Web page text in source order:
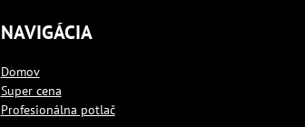
NAVIGÁCIA
Domov
Super cena
Profesionálna potlač